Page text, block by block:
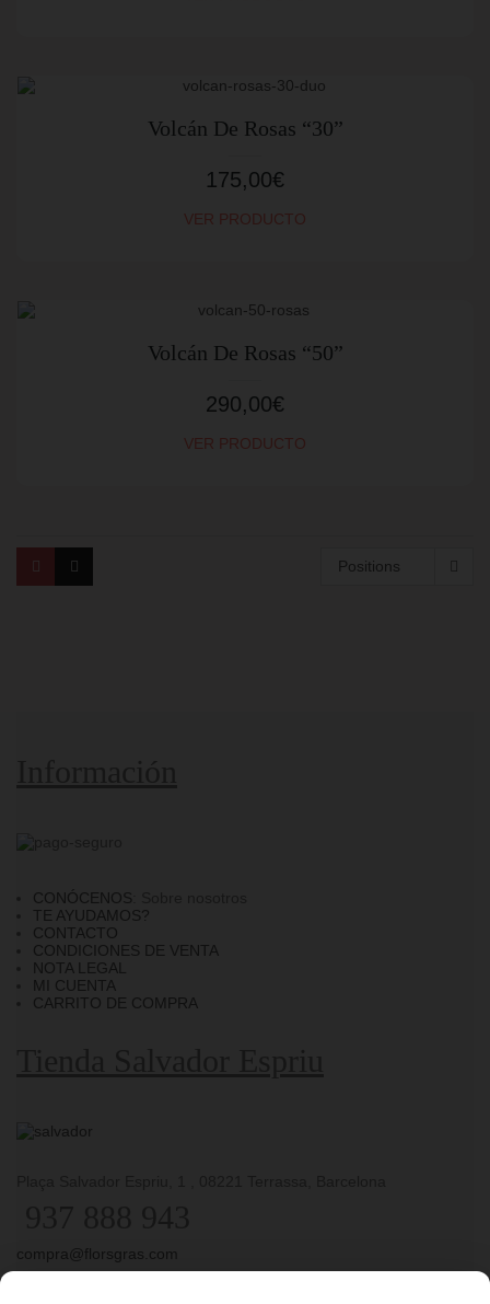
Volcán De Rosas “30”
175,00€
VER PRODUCTO
Volcán De Rosas “50”
290,00€
VER PRODUCTO
Positions
CONÓCENOS
TE AYUDAMOS?
CONTACTO
CONDICIONES DE VENTA
NOTA LEGAL
MI CUENTA
CARRITO DE COMPRA
compra@florsgras.com